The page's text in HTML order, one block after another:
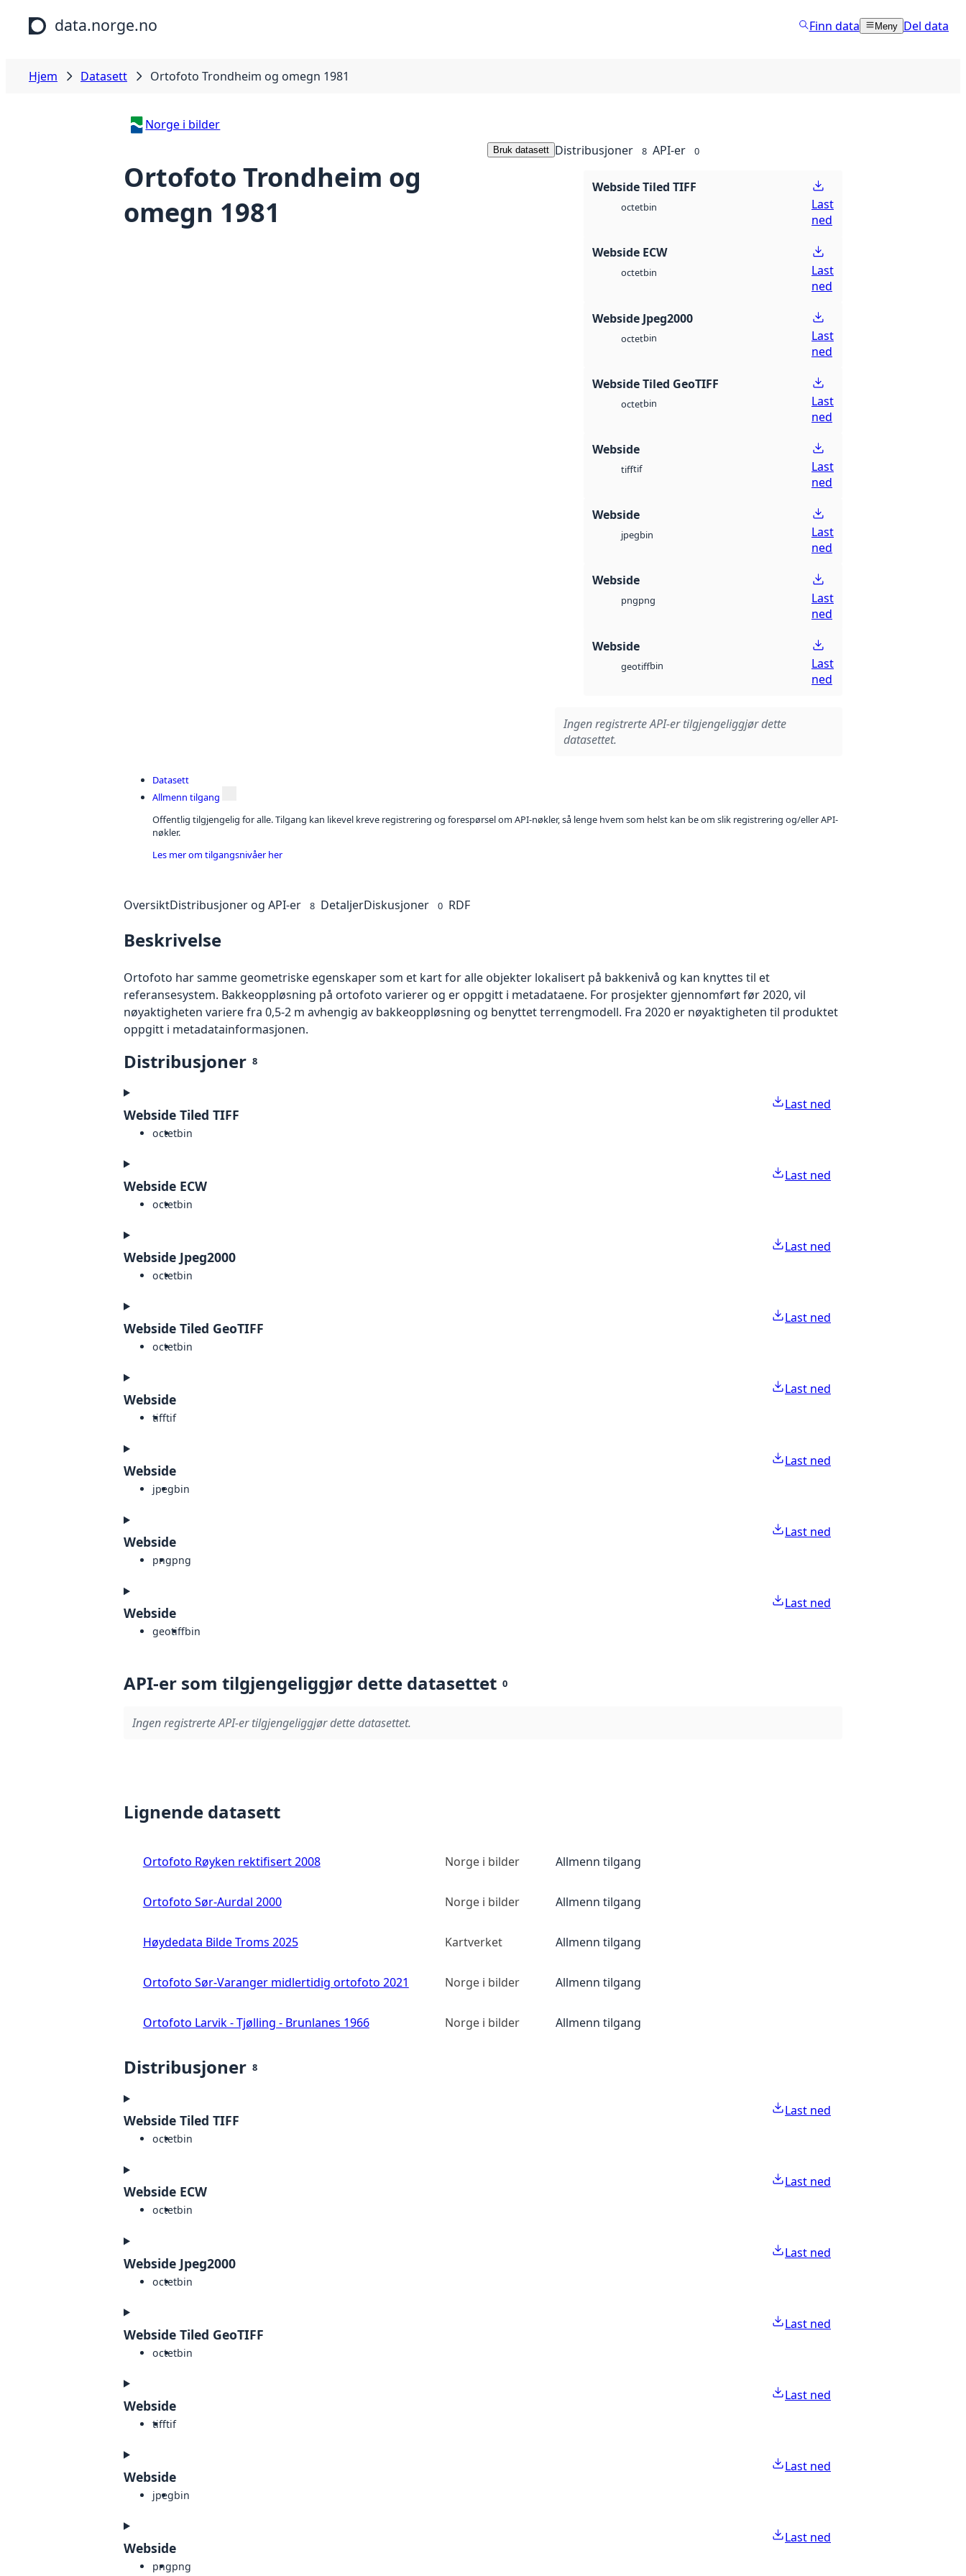
Hopp til hovedinnhold
data.norge.no Finn data Meny Del data
Hjem Datasett Ortofoto Trondheim og omegn 1981
Norge i bilder
Ortofoto Trondheim og
omegn 1981
Bruk datasett Distribusjoner 8 API-er 0
Webside Tiled TIFF
octetbin
Last
ned
Webside ECW
octetbin
Last
ned
Webside Jpeg2000
octetbin
Last
ned
Webside Tiled GeoTIFF
octetbin
Last
ned
Webside
tifftif
Last
ned
Webside
jpegbin
Last
ned
Webside
pngpng
Last
ned
Webside
geotiffbin
Last
ned
Ingen registrerte API-er tilgjengeliggjør dette
datasettet.
Datasett
Allmenn tilgang
Offentlig tilgjengelig for alle. Tilgang kan likevel kreve registrering og forespørsel om API-nøkler, så lenge hvem som helst kan be om slik registrering og/eller API-
nøkler.
Les mer om tilgangsnivåer her
OversiktDistribusjoner og API-er 8 DetaljerDiskusjoner 0 RDF
Beskrivelse
Ortofoto har samme geometriske egenskaper som et kart for alle objekter lokalisert på bakkenivå og kan knyttes til et
referansesystem. Bakkeoppløsning på ortofoto varierer og er oppgitt i metadataene. For prosjekter gjennomført før 2020, vil
nøyaktigheten variere fra 0,5-2 m avhengig av bakkeoppløsning og benyttet terrengmodell. Fra 2020 er nøyaktigheten til produktet
oppgitt i metadatainformasjonen.
Distribusjoner 8
Webside Tiled TIFF
octetbin
Last ned
Webside ECW
octetbin
Last ned
Webside Jpeg2000
octetbin
Last ned
Webside Tiled GeoTIFF
octetbin
Last ned
Webside
tifftif
Last ned
Webside
jpegbin
Last ned
Webside
pngpng
Last ned
Webside
geotiffbin
Last ned
API-er som tilgjengeliggjør dette datasettet 0
Ingen registrerte API-er tilgjengeliggjør dette datasettet.
Lignende datasett
Ortofoto Røyken rektifisert 2008 Norge i bilder Allmenn tilgang
Ortofoto Sør-Aurdal 2000 Norge i bilder Allmenn tilgang
Høydedata Bilde Troms 2025 Kartverket Allmenn tilgang
Ortofoto Sør-Varanger midlertidig ortofoto 2021 Norge i bilder Allmenn tilgang
Ortofoto Larvik - Tjølling - Brunlanes 1966 Norge i bilder Allmenn tilgang
Distribusjoner 8
Webside Tiled TIFF
octetbin
Last ned
Webside ECW
octetbin
Last ned
Webside Jpeg2000
octetbin
Last ned
Webside Tiled GeoTIFF
octetbin
Last ned
Webside
tifftif
Last ned
Webside
jpegbin
Last ned
Webside
pngpng
Last ned